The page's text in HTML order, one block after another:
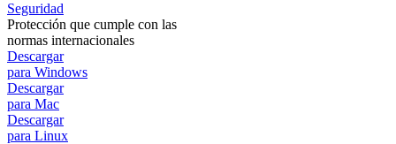
Seguridad
Protección que cumple con las
normas internacionales
Descargar
para Windows
Descargar
para Mac
Descargar
para Linux